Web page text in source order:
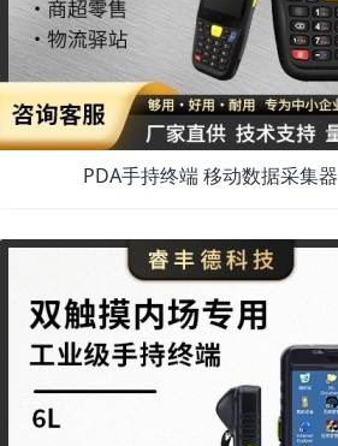
PDA手持终端 移动数据采集器